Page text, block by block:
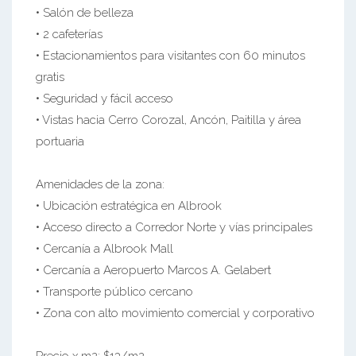
• Salón de belleza
• 2 cafeterías
• Estacionamientos para visitantes con 60 minutos
gratis
• Seguridad y fácil acceso
• Vistas hacia Cerro Corozal, Ancón, Paitilla y área
portuaria
Amenidades de la zona:
• Ubicación estratégica en Albrook
• Acceso directo a Corredor Norte y vías principales
• Cercanía a Albrook Mall
• Cercanía a Aeropuerto Marcos A. Gelabert
• Transporte público cercano
• Zona con alto movimiento comercial y corporativo